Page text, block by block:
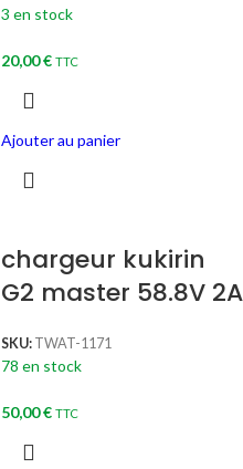
3 en stock
20,00€ TTC
Ajouter au panier
chargeur kukirin
G2 master 58.8V 2A
SKU: TWAT-1171
78 en stock
50,00€ TTC